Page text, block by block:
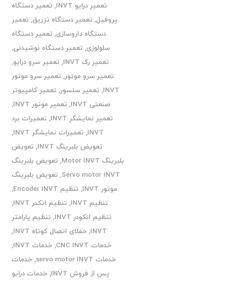
تعمیر درایو INVT
, تعمیر دستگاه
پروفیل, تعمیر دستگاه تزریق, تعمیر
دستگاه داروسازی, تعمیر دستگاه
سلولوزی, تعمیر دستگاه نوشیدنی,
تعمیر رک INVT
, تعمیر سرو درایو,
تعمیر سرو موتور, تعمیر سرو موتور
INVT
, تعمیر سنسور, تعمیر کامپیوتر
صنعتی INVT
, تعمیر موتور INVT
,
تعمیر نمایشگر INVT
, تعمیرات برد
INVT
, تعمیرات نمایشگر INVT
,
تعویض بلبرینگ INVT
, تعویض
بلبرینگ Motor INVT
, تعویض بلبرینگ
Servo motor INVT
, تعویض بلبرینگ
موتور INVT
, تنظیم Encoder INVT
,
تنظیم INVT
, تنظیم انکدر INVT
,
تنظیم انکودر INVT
, تنظیم پارامتر
INVT
,حفلای اتصال کوتاه INVT
,
خدمات CNC INVT
,خدمات INVT
,
خدمات servo motor INVT
,خدمات
پس از فروش INVT
,خدمات درایو